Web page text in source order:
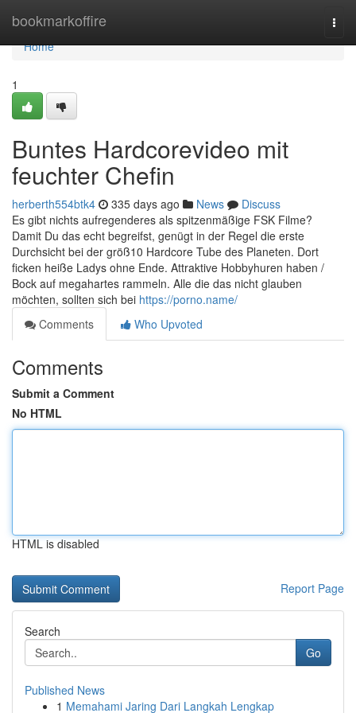
bookmarkoffire
Home
Home
1
Buntes Hardcorevideo mit
feuchter Chefin
herberth554btk4 335 days ago News
Discuss
Es gibt nichts aufregenderes als spitzenmäßige FSK Filme?
Damit Du das echt begreifst, genügt in der Regel die erste
Durchsicht bei der größ10 Hardcore Tube des Planeten. Dort
ficken heiße Ladys ohne Ende. Attraktive Hobbyhuren haben /
Bock auf megahartes rammeln. Alle die das nicht glauben
möchten, sollten sich bei https://porno.name/
Comments
Who Upvoted
Comments
Submit a Comment
No HTML
HTML is disabled
Report Page
Search
Go
Published News
1 Memahami Jaring Dari Langkah Lengkap